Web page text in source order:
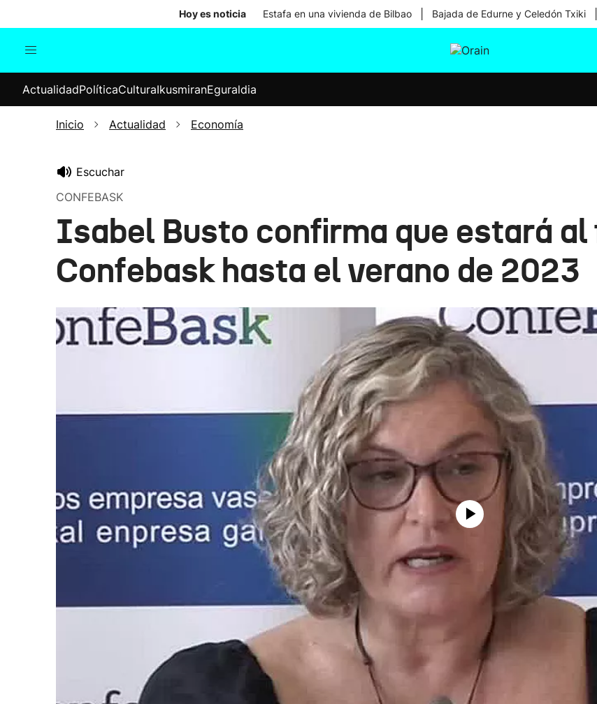
Hoy es noticia Estafa en una vivienda de Bilbao Bajada de Edurne y Celedón Txiki
Internacional
Elecciones
ActualidadPolíticaCulturaIkusmiranEguraldia
Inicio Actualidad Economía
Escuchar
CONFEBASK
Isabel Busto confirma que estará al
Confebask hasta el verano de 2023